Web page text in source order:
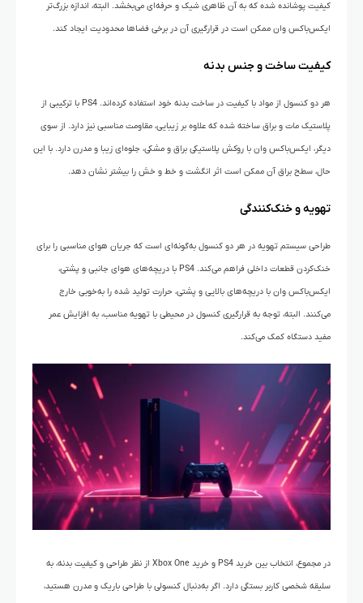
کیفیت پوشانده شده که به آن ظاهری شیک و حرفه‌ای می‌بخشد. البته، اندازه بزرگ‌تر
ایکس‌باکس وان ممکن است در قرارگیری آن در برخی فضاها محدودیت ایجاد کند.
کیفیت ساخت و جنس بدنه
هر دو کنسول از مواد با کیفیت در ساخت بدنه خود استفاده کرده‌اند. PS4 با ترکیبی از
پلاستیک مات و براق ساخته شده که علاوه بر زیبایی، مقاومت مناسبی نیز دارد. از سوی
دیگر، ایکس‌باکس وان با روکش پلاستیکی براق و مشکی، جلوه‌ای زیبا و مدرن دارد. با این
حال، سطح براق آن ممکن است اثر انگشت و خط و خش را بیشتر نشان دهد.
تهویه و خنک‌کنندگی
طراحی سیستم تهویه در هر دو کنسول به‌گونه‌ای است که جریان هوای مناسبی را برای
خنک‌کردن قطعات داخلی فراهم می‌کند. PS4 با دریچه‌های هوای جانبی و پشتی،
ایکس‌باکس وان با دریچه‌های بالایی و پشتی، حرارت تولید شده را به‌خوبی خارج
می‌کنند. البته، توجه به قرارگیری کنسول در محیطی با تهویه مناسب، به افزایش عمر
مفید دستگاه کمک می‌کند.
در مجموع، انتخاب بین خرید PS4 و خرید Xbox One از نظر طراحی و کیفیت بدنه، به
سلیقه شخصی کاربر بستگی دارد. اگر به‌دنبال کنسولی با طراحی باریک و مدرن هستید،